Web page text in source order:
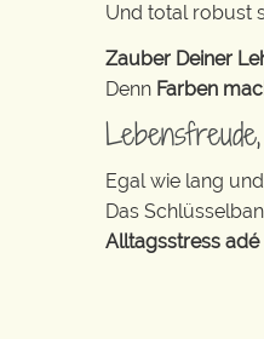
Und total robust
Zauber Deiner
Denn Farben
Egal wie lang
Das
Alltagsstress